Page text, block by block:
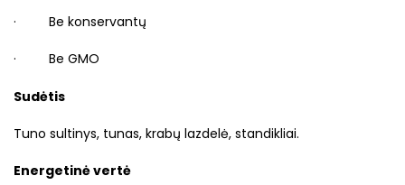
· Be konservantų
· Be GMO
Sudėtis
Tuno sultinys, tunas, krabų lazdelė, standikliai.
Energetinė vertė